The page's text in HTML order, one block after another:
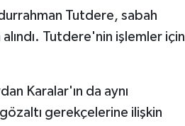
Tutdere, sabah
Tutdere'nin işlemler için
Karalar'ın da aynı
gerekçelerine ilişkin